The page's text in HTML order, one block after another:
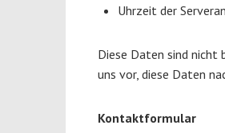
Uhrzeit der
Diese Daten sind nicht
uns vor, diese Daten
Kontaktformular